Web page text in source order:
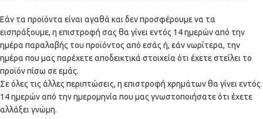
Εάν τα προϊόντα είναι αγαθά και δεν προσφέρουμε να τα
εισπράξουμε, η επιστροφή σας θα γίνει εντός 14 ημερών από την
ημέρα παραλαβής του προϊόντος από εσάς ή, εάν νωρίτερα, την
ημέρα που μας παρέχετε αποδεικτικά στοιχεία ότι έχετε στείλει το
προϊόν πίσω σε εμάς.
Σε όλες τις άλλες περιπτώσεις, η επιστροφή χρημάτων θα γίνει εντός
14 ημερών από την ημερομηνία που μας γνωστοποιήσατε ότι έχετε
αλλάξει γνώμη.